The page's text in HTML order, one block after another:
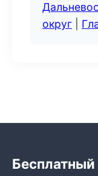
округ
Бесплатный